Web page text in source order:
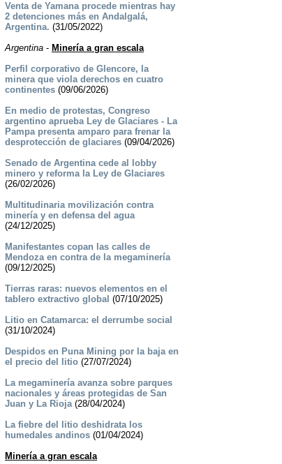
Venta de Yamana procede mientras hay
2 detenciones más en Andalgalá,
Argentina. (31/05/2022)
Argentina- Minería a gran escala
Perfil corporativo de Glencore, la
minera que viola derechos en cuatro
continentes(09/06/2026)
En medio de protestas, Congreso
argentino aprueba Ley de Glaciares - La
Pampa presenta amparo para frenar la
desprotección de glaciares(09/04/2026)
Senado de Argentina cede al lobby
minero y reforma la Ley de Glaciares
(26/02/2026)
Multitudinaria movilización contra
minería y en defensa del agua
(24/12/2025)
Manifestantes copan las calles de
Mendoza en contra de la megaminería
(09/12/2025)
Tierras raras: nuevos elementos en el
tablero extractivo global (07/10/2025)
Litio en Catamarca: el derrumbe social
(31/10/2024)
Despidos en Puna Mining por la baja en
el precio del litio(27/07/2024)
La megaminería avanza sobre parques
nacionales y áreas protegidas de San
Juan y La Rioja(28/04/2024)
La fiebre del litio deshidrata los
humedales andinos(01/04/2024)
Minería a gran escala